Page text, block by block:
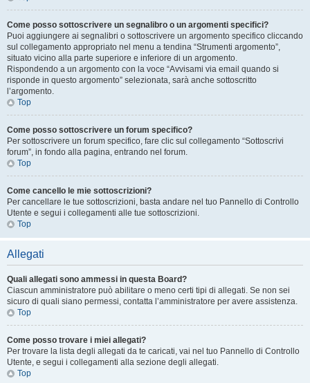
Come posso sottoscrivere un segnalibro o un argomenti specifici?
Puoi aggiungere ai segnalibri o sottoscrivere un argomento specifico cliccando
sul collegamento appropriato nel menu a tendina “Strumenti argomento”,
situato vicino alla parte superiore e inferiore di un argomento.
Rispondendo a un argomento con la voce “Avvisami via email quando si
risponde in questo argomento” selezionata, sarà anche sottoscritto
l’argomento.
Top
Come posso sottoscrivere un forum specifico?
Per sottoscrivere un forum specifico, fare clic sul collegamento “Sottoscrivi
forum”, in fondo alla pagina, entrando nel forum.
Top
Come cancello le mie sottoscrizioni?
Per cancellare le tue sottoscrizioni, basta andare nel tuo Pannello di Controllo
Utente e segui i collegamenti alle tue sottoscrizioni.
Top
Allegati
Quali allegati sono ammessi in questa Board?
Ciascun amministratore può abilitare o meno certi tipi di allegati. Se non sei
sicuro di quali siano permessi, contatta l’amministratore per avere assistenza.
Top
Come posso trovare i miei allegati?
Per trovare la lista degli allegati da te caricati, vai nel tuo Pannello di Controllo
Utente, e segui i collegamenti alla sezione degli allegati.
Top